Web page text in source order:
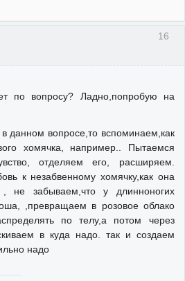
16
по вопросу? Ладно,попробую на
данном вопросе,то вспоминаем,как
хомячка, например.. Пытаемся
отделяем его, расширяем.
к незабвенному хомячку,как она
не забываем,что у длинноногих
,превращаем в розовое облако
по телу,а потом через
в куда надо. так и создаем
надо